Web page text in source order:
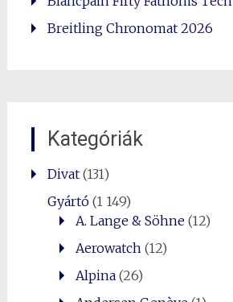
Breitling Chronomat 2026
Kategóriák
Divat(131)
Gyártó(1 149)
A. Lange & Söhne(12)
Aerowatch(12)
Alpina(26)